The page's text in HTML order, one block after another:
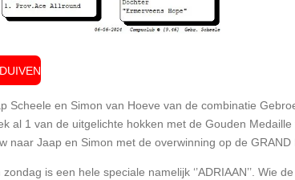
Scheele en Simon van Hoeve van de combinatie
al 1 van de uitgelichte hokken met de Gouden
naar Jaap en Simon met de overwinning op de GRAND
is een hele speciale namelijk ‘’ADRIAAN’’. Wie